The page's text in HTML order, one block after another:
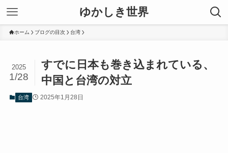
ゆかしき世界
ホーム ブログの目次 台湾
すでに日本も巻き込まれている、
中国と台湾の対立
2025
1/28
台湾 2025年1月28日